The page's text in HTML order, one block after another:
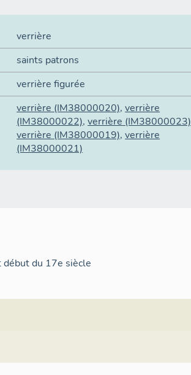
verrière
saints patrons
verrière figurée
verrière (IM38000020),verrière
(IM38000022),verrière (IM38000023)
verrière (IM38000019),verrière
(IM38000021)
du 17e siècle